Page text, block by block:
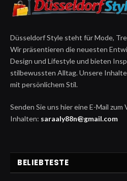
Düsseldorf Style steht für Mode,
Wir präsentieren die neuesten
Design und Lifestyle und bieten
stilbewussten Alltag. Unsere
mit persönlichem Stil.
Senden Sie uns hier eine E-Mail
Inhalten: saraaly88n@gmail.com
BELIEBTESTE